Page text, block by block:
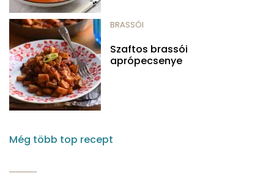
BRASSÓI
Szaftos brassói
aprópecsenye
Még több top recept